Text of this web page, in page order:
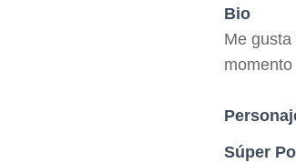
Bio
Me
momento
Súper